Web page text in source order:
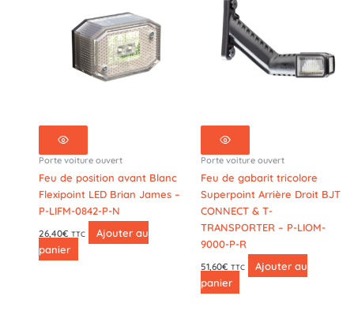
Porte voiture ouvert
Feu de position avant Blanc
Flexipoint LED Brian James –
P-LIFM-0842-P-N
26,40€ TTC
Ajouter au
panier
Porte voiture ouvert
Feu de gabarit tricolore
Superpoint Arrière Droit BJT
CONNECT & T-
TRANSPORTER – P-LIOM-
9000-P-R
51,60€ TTC
Ajouter au
panier